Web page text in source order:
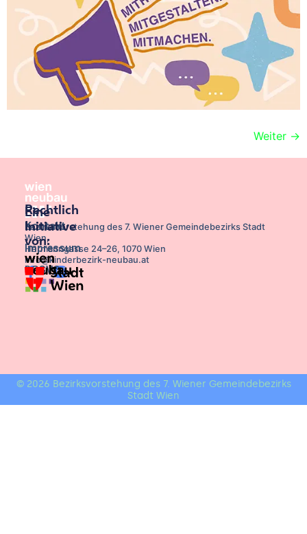
Weiter →
Bezirksvorstehung des 7. Wiener Gemeindebezirks Stadt
Wien,
Hermanngasse 24–26, 1070 Wien
info@kinderbezirk-neubau.at
Rechtlich
Kontakt
Impressum
DSGVO
Eine
Initiative
von:
© 2026 Bezirksvorstehung des 7. Wiener Gemeindebezirks
Stadt Wien